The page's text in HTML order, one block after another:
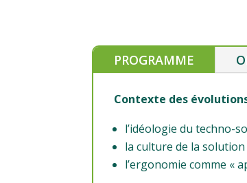
PROGRAMME
Contexte des
l’idéologie du techno-
la culture de la
l’ergonomie comme «